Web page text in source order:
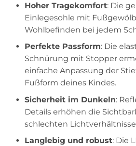
Hoher Tragekomfort: Die
Einlegesohle mit
Wohlbefinden bei jedem
Perfekte Passform: Die
Schnürung mit Stopper
einfache Anpassung der
Fußform deines Kindes.
Sicherheit im Dunkeln:
Details erhöhen die
schlechten
Langlebig und robust: Die